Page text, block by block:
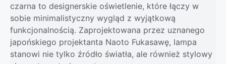
czarna to designerskie oświetlenie, które łączy w
sobie minimalistyczny wygląd z wyjątkową
funkcjonalnością. Zaprojektowana przez uznanego
japońskiego projektanta Naoto Fukasawę, lampa
stanowi nie tylko źródło światła, ale również stylowy